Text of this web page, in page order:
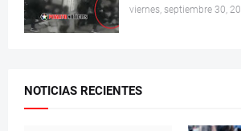
viernes, septiembre 30,
NOTICIAS RECIENTES